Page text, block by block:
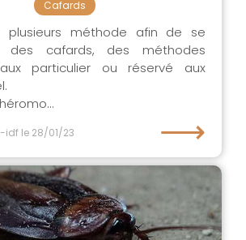
Cafards
plusieurs méthode afin de se
des cafards, des méthodes
particulier ou réservé aux
idf le 28/01/23 ⟶